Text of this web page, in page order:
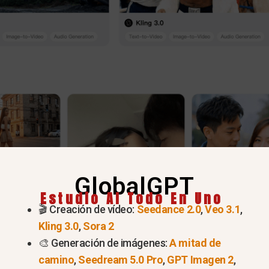
¿Por qué OpenAI
GlobalGPT
Estudio AI Todo En Uno
🎬 Creación de vídeo: Seedance 2.0,Veo 3.1,
Kling 3.0,Sora 2
🎨 Generación de imágenes:A mitad de
camino,Seedream 5.0 Pro,GPT Imagen 2,